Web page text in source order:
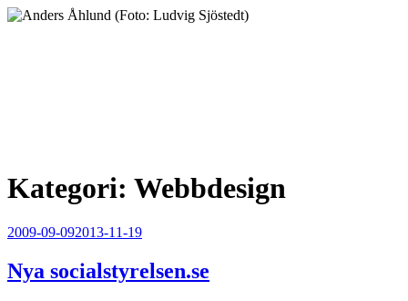
Hoppa
Kategori: Webbdesign
Publicerat
2009-09-092013-11-19
Nya socialstyrelsen.se